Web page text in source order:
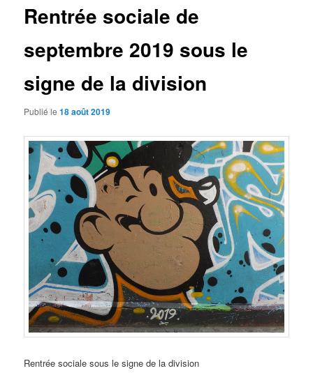
Rentrée sociale de
septembre 2019 sous le
signe de la division
Publié le18 août 2019
Rentrée sociale sous le signe de la division